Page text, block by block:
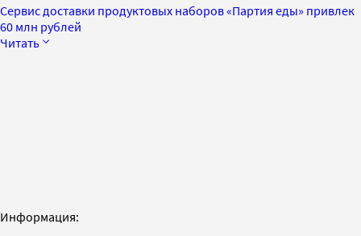
Сервис доставки продуктовых наборов «Партия еды» привлек
60 млн рублей
Читать
Информация: